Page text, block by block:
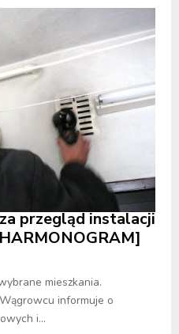
przegląd instalacji
mieszkania.
informuje o
i...